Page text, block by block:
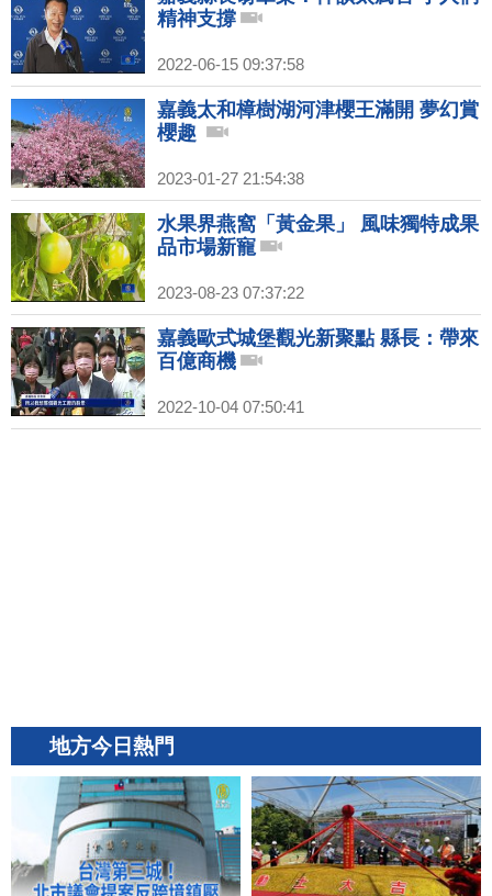
精神支撐
2022-06-15 09:37:58
嘉義太和樟樹湖河津櫻王滿開 夢幻賞
櫻趣
2023-01-27 21:54:38
水果界燕窩「黃金果」 風味獨特成果
品市場新寵
2023-08-23 07:37:22
嘉義歐式城堡觀光新聚點 縣長：帶來
百億商機
2022-10-04 07:50:41
地方今日熱門